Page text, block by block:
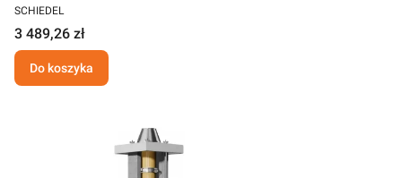
SCHIEDEL
3 489,26 zł
Do koszyka